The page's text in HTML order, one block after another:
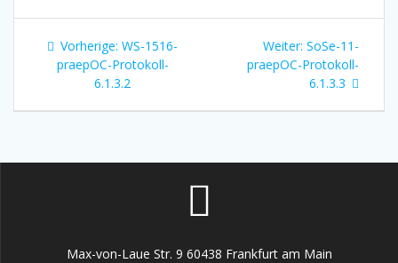
Beitragsnavigation
Vorherige: Vorheriger
Beitrag:
WS-1516-
praepOC-Protokoll-
6.1.3.2
Weiter: Nächster
Beitrag:
SoSe-11-
praepOC-Protokoll-
6.1.3.3
Max-von-Laue Str. 9 60438 Frankfurt am Main